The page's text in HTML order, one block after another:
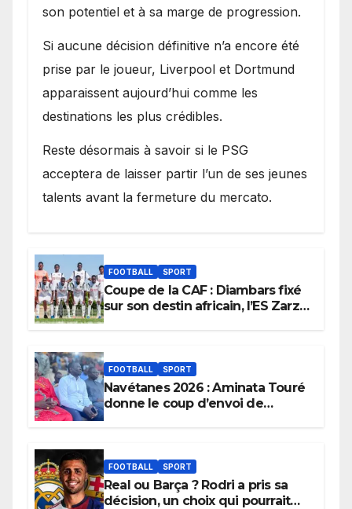
son potentiel et à sa marge de progression.
Si aucune décision définitive n’a encore été
prise par le joueur, Liverpool et Dortmund
apparaissent aujourd’hui comme les
destinations les plus crédibles.
Reste désormais à savoir si le PSG
acceptera de laisser partir l’un de ses jeunes
talents avant la fermeture du mercato.
FOOTBALL SPORT
Coupe de la CAF : Diambars fixé
sur son destin africain, l’ES Zarzis
FOOTBALL SPORT
Navétanes 2026 : Aminata Touré
donne le coup d’envoi de
apaisées.
FOOTBALL SPORT
Real ou Barça ? Rodri a pris sa
décision, un choix qui pourrait